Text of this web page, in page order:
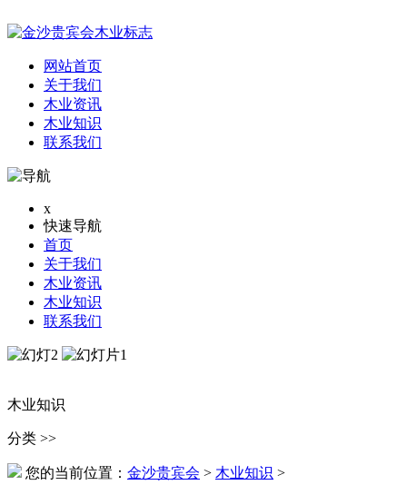
网站首页
关于我们
木业资讯
木业知识
联系我们
x
快速导航
首页
关于我们
木业资讯
木业知识
联系我们
木业知识
分类 >>
您的当前位置： 金沙贵宾会 > 木业知识 >